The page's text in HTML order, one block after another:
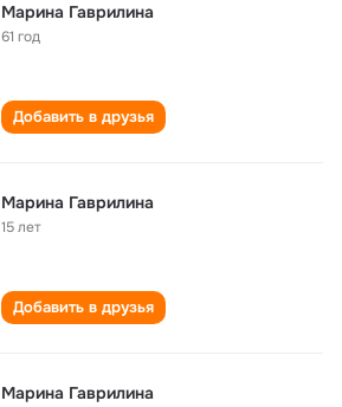
Марина Гаврилина
61 год
Добавить в друзья
Марина Гаврилина
15 лет
Добавить в друзья
Марина Гаврилина